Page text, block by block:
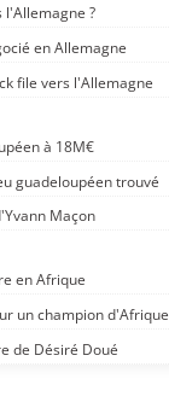
l'Allemagne ?
en Allemagne
file vers l'Allemagne
à 18M€
guadeloupéen trouvé
Maçon
en Afrique
un champion d'Afrique
de Désiré Doué